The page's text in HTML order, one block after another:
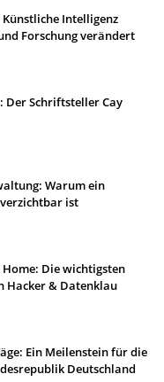
Intelligenz
Forschung verändert
Der Schriftsteller Cay
Warum ein
ist
Die wichtigsten
Hacker & Datenklau
Ein Meilenstein für die
Deutschland